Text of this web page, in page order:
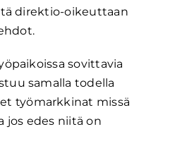
direktio-oikeuttaan
sovittavia
samalla todella
työmarkkinat missä
jos edes niitä on